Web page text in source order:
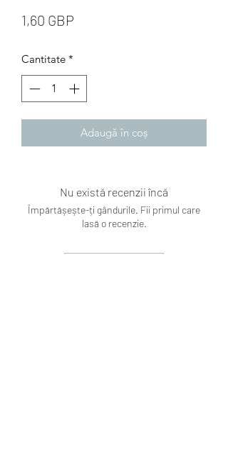
1,60 GBP
Cantitate *
Adaugă în coș
Nu există recenzii încă
Împărtășește-ți gândurile. Fii primul care
lasă o recenzie.